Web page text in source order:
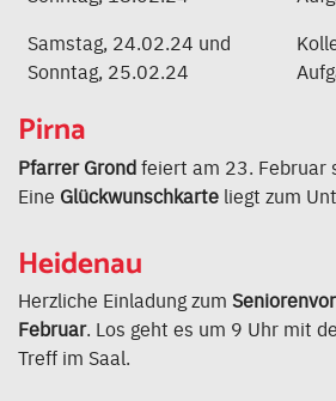
Samstag, 24.02.24 und
Sonntag, 25.02.24
Pirna
Pfarrer Grondfeiert am 23. Februar
Eine Glückwunschkarte liegt zum
Heidenau
Herzliche Einladung zum
Februar. Los geht es um 9 Uhr mit
Treff im Saal.